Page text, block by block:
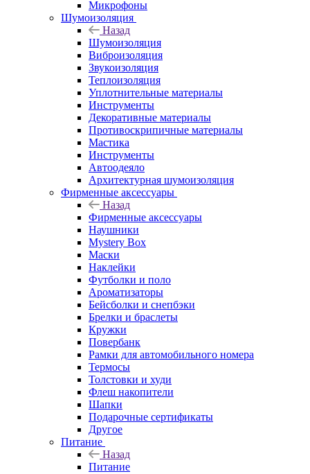
Микрофоны
Шумоизоляция
Назад
Шумоизоляция
Виброизоляция
Звукоизоляция
Теплоизоляция
Уплотнительные материалы
Инструменты
Декоративные материалы
Противоскрипичные материалы
Мастика
Инструменты
Автоодеяло
Архитектурная шумоизоляция
Фирменные аксессуары
Назад
Фирменные аксессуары
Наушники
Mystery Box
Маски
Наклейки
Футболки и поло
Ароматизаторы
Бейсболки и снепбэки
Брелки и браслеты
Кружки
Повербанк
Рамки для автомобильного номера
Термосы
Толстовки и худи
Флеш накопители
Шапки
Подарочные сертификаты
Другое
Питание
Назад
Питание